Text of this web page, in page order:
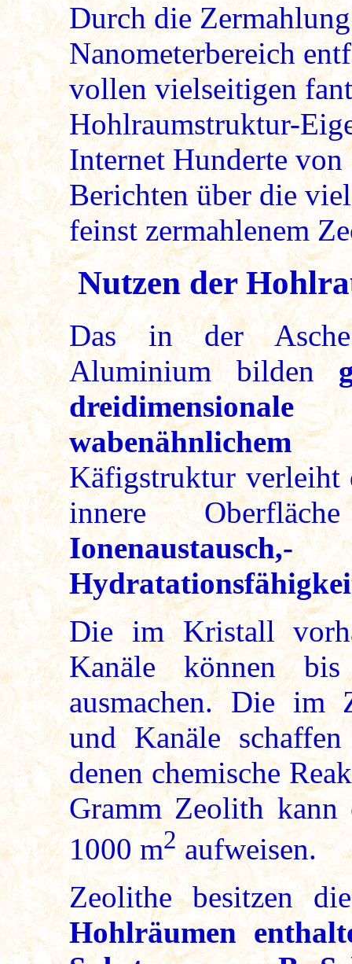
Durch die
Nanometerbereich
vollen vielseitigen
Hohlraumstruktur-
Internet Hunderte
Berichten über die
feinst zermahlenem
Nutzen der
Das in der
Aluminium bilden
wabenähnlichem
Käfigstruktur verleiht
innere
Die im Kristall
Kanäle können
ausmachen. Die im
und Kanäle
denen chemische
Gramm Zeolith
1000 m2aufweisen.
Zeolithe besitzen
Hohlräumen